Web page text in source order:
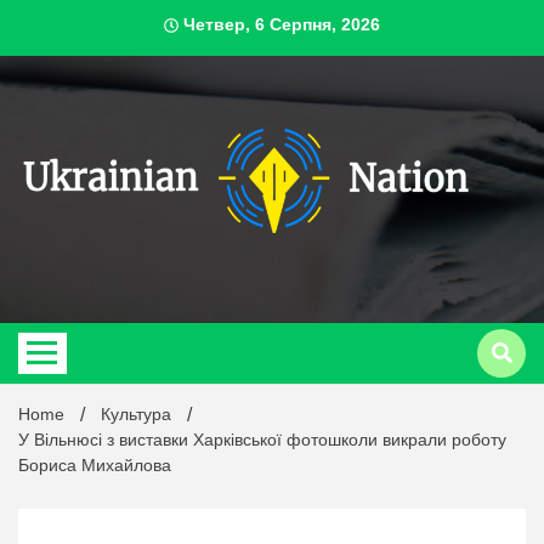
content
Четвер, 6 Серпня, 2026
Home
Культура
У Вільнюсі з виставки Харківської фотошколи викрали роботу
Бориса Михайлова